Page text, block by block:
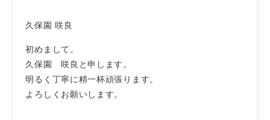
久保園 咲良
初めまして。
久保園 咲良と申します。
明るく丁寧に精一杯頑張ります。
よろしくお願いします。